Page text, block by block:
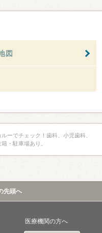
図
ーでチェック！歯科、小児歯科、
・駐車場あり。
先頭へ
医療機関の方へ